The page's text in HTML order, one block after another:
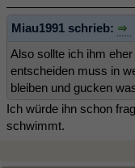
Miau1991 schrieb:
Also sollte ich ihm
entscheiden muss in
bleiben und gucken
Ich würde ihn schon
schwimmt.